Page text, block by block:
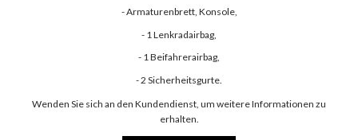
- Armaturenbrett, Konsole,
- 1 Lenkradairbag,
- 1 Beifahrerairbag,
- 2 Sicherheitsgurte.
Wenden Sie sich an den Kundendienst, um weitere Informationen zu
erhalten.